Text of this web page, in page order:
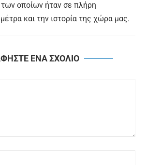
οποίων ήταν σε πλήρη
και την ιστορία της χώρα μας.
ΕΝΑ ΣΧΟΛΙΟ